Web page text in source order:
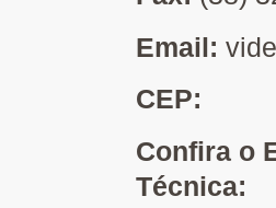
Email:
CEP:
Confira o
Técnica: